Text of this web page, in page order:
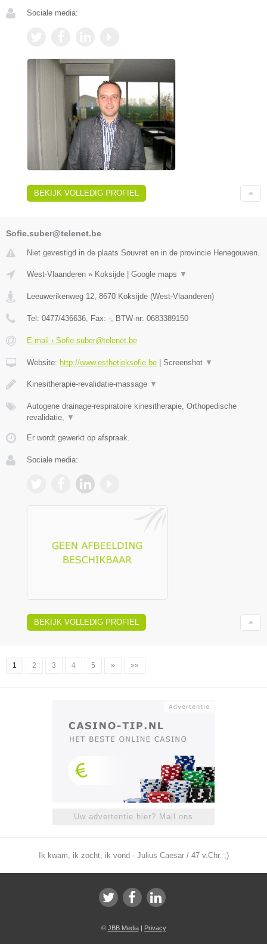
Sociale media:
BEKIJK VOLLEDIG PROFIEL
Sofie.suber@telenet.be
Niet gevestigd in de plaats Souvret en in de provincie Henegouwen.
West-Vlaanderen » Koksijde | Google maps ▼
Leeuwerikenweg 12 8670 Koksijde (West-Vlaanderen)
Tel: 0477/436636 , Fax: - , BTW-nr: 0683389150
E-mail › Sofie.suber@telenet.be
Website: http://www.esthetieksofie.be | Screenshot ▼
Kinesitherapie-revalidatie-massage ▼
Autogene drainage-respiratoire kinesitherapie, Orthopedische
revalidatie,
▼
Er wordt gewerkt op afspraak.
Sociale media:
BEKIJK VOLLEDIG PROFIEL
1 2 3 4 5 » »»
Uw advertentie hier? Mail ons
Ik kwam, ik zocht, ik vond - Julius Caesar / 47 v.Chr. ;)
© JBB Media| Privacy